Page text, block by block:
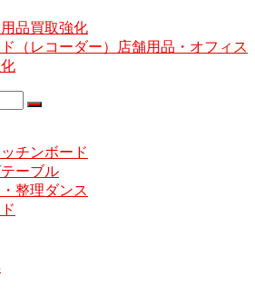
品買取強化
（レコーダー）店舗用品・オフィス
チンボード
ーブル
整理ダンス